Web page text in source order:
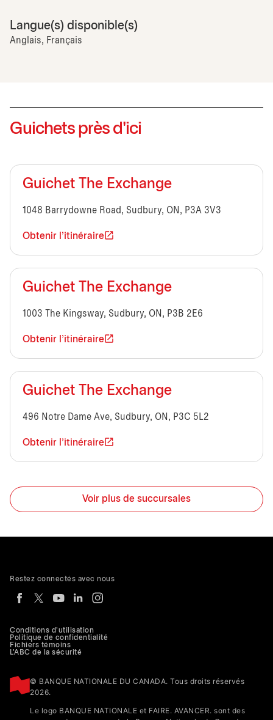
Langue(s) disponible(s)
Anglais, Français
Guichets près d'ici
Guichet The Exchange
1048 Barrydowne Road, Sudbury, ON, P3A 3V3
Obtenir l'itinéraire
Guichet The Exchange
1003 The Kingsway, Sudbury, ON, P3B 2E6
Obtenir l'itinéraire
Guichet The Exchange
496 Notre Dame Ave, Sudbury, ON, P3C 5L2
Obtenir l'itinéraire
Voir plus de succursales
Conditions d'utilisation
Politique de confidentialité
Fichiers témoins
L'ABC de la sécurité
© BANQUE NATIONALE DU CANADA. Tous droits réservés
2026.
Le logo BANQUE NATIONALE et FAIRE. AVANCER. sont des
Restez connectés avec nous